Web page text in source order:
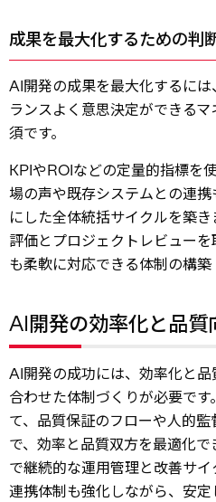
成果を最大化するための判
AI開発の成果を最大化するに
ランスよく意思決定ができる
須です。
KPIやROIなどの定量的指標を
場の声や既存システムとの連
にした全体統括サイクルを築
評価とプロジェクトレビュー
も柔軟に対応できる体制の構築
AI開発の効率化と品質
AI開発の成功には、効率化と
合わせた体制づくりが必要で
て、品質保証のフローや人的
で、効率と品質双方を最適化
で継続的な運用管理と改善サ
連携体制も強化しながら、安